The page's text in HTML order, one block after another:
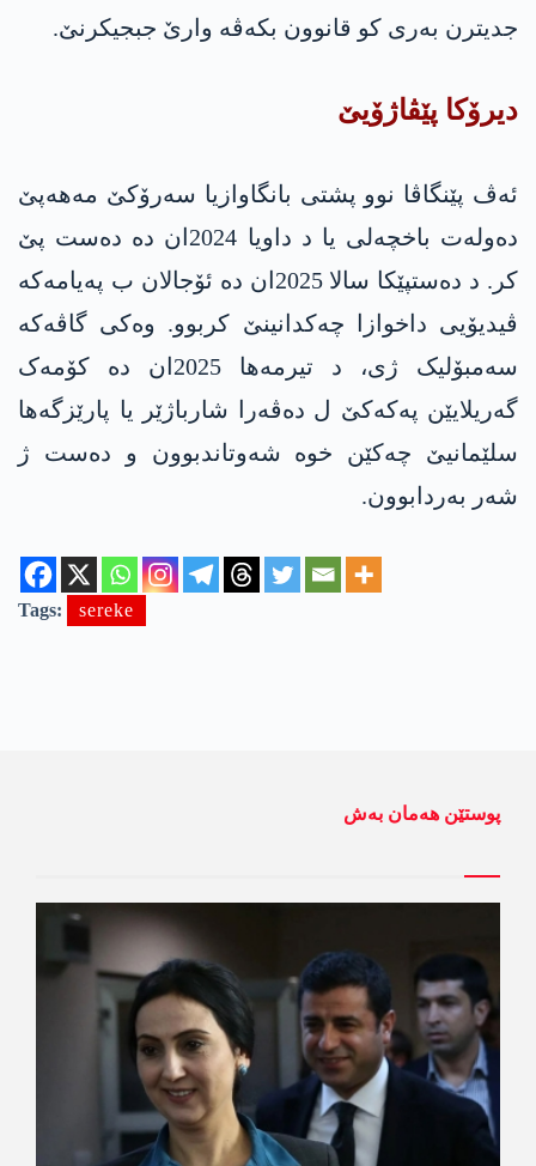
جدیترن بەری کو قانوون بکەڤە وارێ جبجیکرنێ.
دیرۆکا پێڤاژۆیێ
ئەڤ پێنگاڤا نوو پشتی بانگاوازیا سەرۆکێ مه‌هه‌پێ
دەولەت باخچەلی یا د داویا 2024ان دە دەست پێ
کر. د دەستپێکا سالا 2025ان دە ئۆجالان ب پەیامەکە
ڤیدیۆیی داخوازا چەکدانینێ کربوو. وەکی گاڤەکە
سەمبۆلیک ژی، د تیرمەھا 2025ان دە کۆمەک
گەریلایێن په‌كه‌كێ ل دەڤەرا شارباژێر یا پارێزگەھا
سلێمانیێ چەکێن خوە شەوتاندبوون و دەست ژ
شەر بەردابوون.
Tags: sereke
پوستێن ھەمان بەش